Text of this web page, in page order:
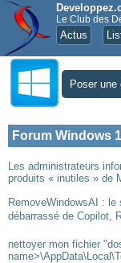
Le Club des
Actus
Poser une
Forum Windows
Les administrateurs
produits « inutiles » de
RemoveWindowsAI : le
débarrassé de Copilot,
nettoyer mon fichier